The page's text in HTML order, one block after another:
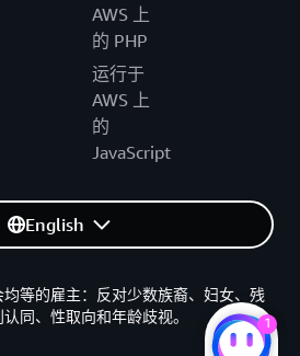
AWS 上
的 PHP
运行于
AWS 上
的
JavaScript
English
等的雇主：反对少数族裔、妇女、残
同、性取向和年龄歧视。
1